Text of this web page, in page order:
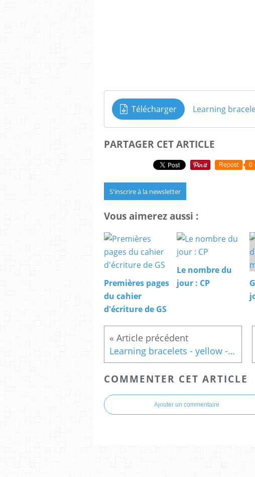
Télécharger Learning
PARTAGER CET ARTICLE
Repost 0
S'inscrire à la newsletter
Vous aimerez aussi :
Premières pages
du cahier
d'écriture de GS
Le nombre du
jour : CP
Learning bracelets - yellow - blue
COMMENTER CET ARTICLE
Ajouter un commentaire